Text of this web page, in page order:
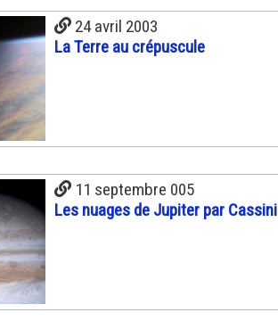
24 avril 2003
La Terre au crépuscule
11 septembre 005
Les nuages de Jupiter par Cassini